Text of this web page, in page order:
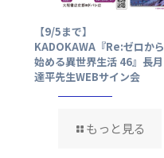
【9/5まで】
KADOKAWA『Re:ゼロから
始める異世界生活 46』長月
達平先生WEBサイン会
もっと見る